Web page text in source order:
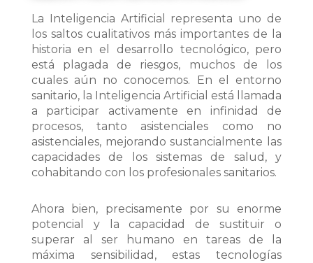
La Inteligencia Artificial representa uno de
los saltos cualitativos más importantes de la
historia en el desarrollo tecnológico, pero
está plagada de riesgos, muchos de los
cuales aún no conocemos. En el entorno
sanitario, la Inteligencia Artificial está llamada
a participar activamente en infinidad de
procesos, tanto asistenciales como no
asistenciales, mejorando sustancialmente las
capacidades de los sistemas de salud, y
cohabitando con los profesionales sanitarios.
Ahora bien, precisamente por su enorme
potencial y la capacidad de sustituir o
superar al ser humano en tareas de la
máxima sensibilidad, estas tecnologías